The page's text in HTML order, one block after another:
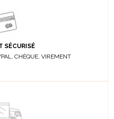
SÉCURISÉ
CHÈQUE, VIREMENT